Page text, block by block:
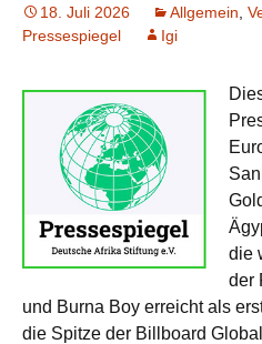
18. Juli 2026 Allgemein
Pressespiegel
Igi
die
der
und Burna Boy erreicht als
die Spitze der Billboard